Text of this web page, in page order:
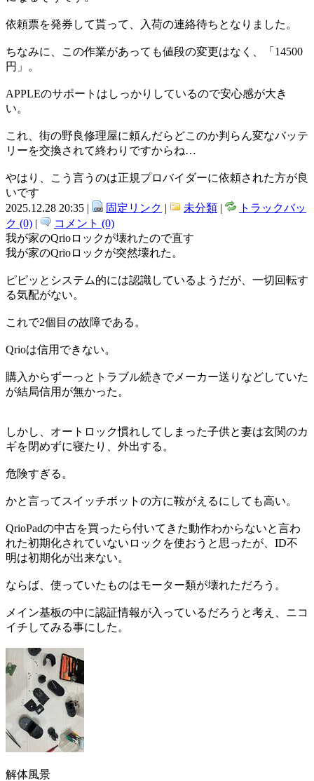
依頼票を発券して貰って、入荷の連絡待ちとなりました。
ちなみに、この作業があっても値段の変更はなく、「14500
円」。
APPLEのサポートはしっかりしているので安心感が大き
い。
これ、街の野良修理屋に頼んだらどこのか判らん変なバッテ
リーを交換されて終わりですからね…
やはり、こう言うのは正規プロバイダーに依頼された方が良
いです
2025.12.28 20:35 |
固定リンク | 未分類 |
トラックバッ
ク (0) |
コメント (0)
我が家のQrioロックが壊れたので直す
我が家のQrioロックが突然壊れた。
ピピッとシステム的には認識しているようだが、一切回転す
る気配がない。
これで2個目の故障である。
Qrioは信用できない。
購入からずーっとトラブル続きでメーカー送りなどしていた
が結局信用が無かった。
しかし、オートロック慣れしてしまった子供と妻は玄関のカ
ギを閉めずに寝たり、外出する。
危険すぎる。
かと言ってスイッチボットの方に鞍がえるにしても高い。
QrioPadの中古を買ったら付いてきた動作わからないと言わ
れた初期化されていないロックを使おうと思ったが、ID不
明は初期化が出来ない。
ならば、使っていたものはモーター類が壊れただろう。
メイン基板の中に認証情報が入っているだろうと考え、ニコ
イチしてみる事にした。
解体風景